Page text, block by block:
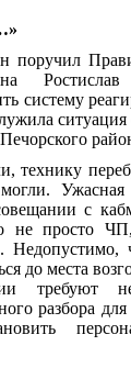
поручил
систему
ситуация
технику
Ужасная
с
не просто
Недопустимо,
до места
требуют
разбора